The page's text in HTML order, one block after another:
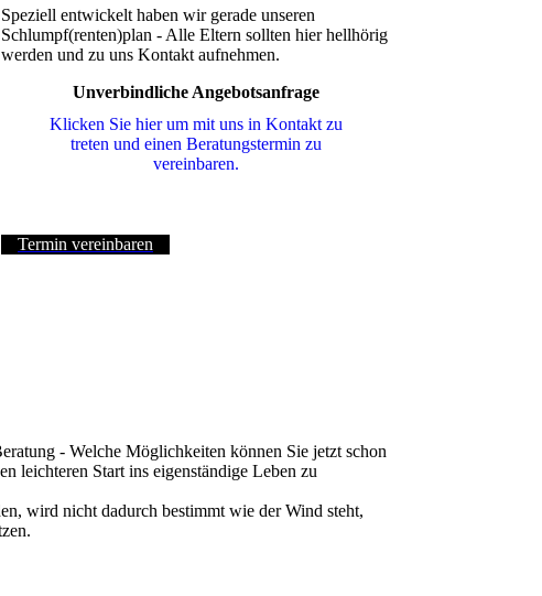
Speziell entwickelt haben wir gerade unseren
Schlumpf(renten)plan - Alle Eltern sollten hier hellhörig
werden und zu uns Kontakt aufnehmen.
Unverbindliche Angebotsanfrage
Klicken Sie hier um mit uns in Kontakt zu
treten und einen Beratungstermin zu
vereinbaren.
Termin vereinbaren
- Welche Möglichkeiten können Sie jetzt schon
leichteren Start ins eigenständige Leben zu
wird nicht dadurch bestimmt wie der Wind steht,